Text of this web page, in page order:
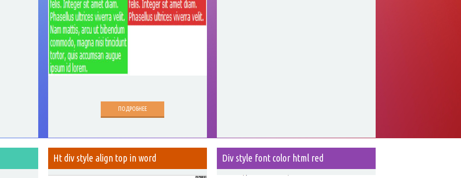
ПОДРОБНЕЕ
Ht div style align top in word Div style font color html red